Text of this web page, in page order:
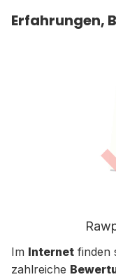
Erfahrungen,
Im Internet finden
zahlreiche